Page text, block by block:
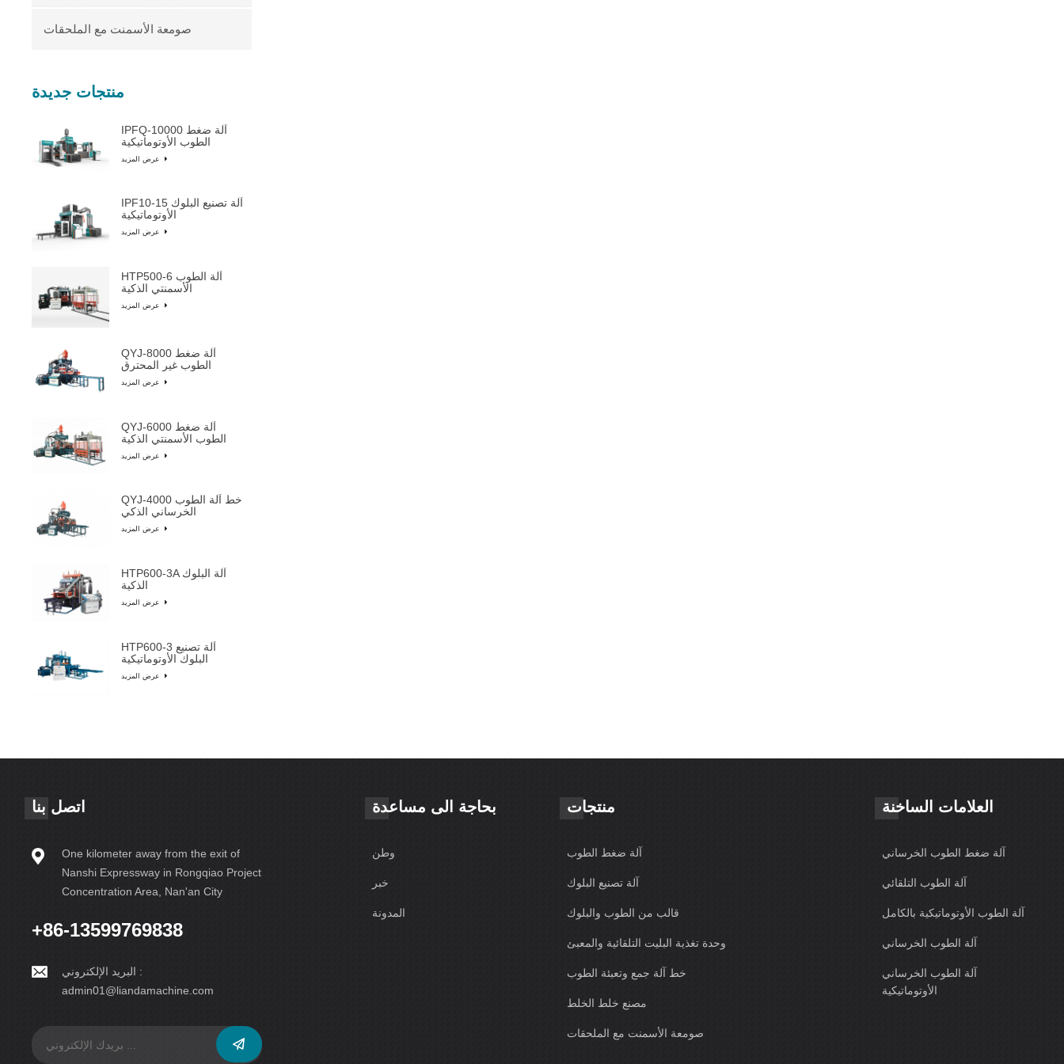
صومعة الأسمنت مع الملحقات
منتجات جديدة
IPFQ-10000 آلة ضغط
الطوب الأوتوماتيكية
عرض المزيد
IPF10-15 آلة تصنيع البلوك
الأوتوماتيكية
عرض المزيد
HTP500-6 آلة الطوب
الأسمنتي الذكية
عرض المزيد
QYJ-8000 آلة ضغط
الطوب غير المحترق
عرض المزيد
QYJ-6000 آلة ضغط
الطوب الأسمنتي الذكية
عرض المزيد
QYJ-4000 خط آلة الطوب
الخرساني الذكي
عرض المزيد
HTP600-3A آلة البلوك
الذكية
عرض المزيد
HTP600-3 آلة تصنيع
البلوك الأوتوماتيكية
عرض المزيد
اتصل بنا
One kilometer away from the exit of
Nanshi Expressway in Rongqiao Project
Concentration Area, Nan'an City
+86-13599769838
البريد الإلكتروني :
admin01@liandamachine.com
بحاجة الى مساعدة
وطن
خبر
المدونة
منتجات
آلة ضغط الطوب
آلة تصنيع البلوك
قالب من الطوب والبلوك
وحدة تغذية البليت التلقائية والمعبئ
خط آلة جمع وتعبئة الطوب
مصنع خلط الخلط
صومعة الأسمنت مع الملحقات
العلامات الساخنة
آلة ضغط الطوب الخرساني
آلة الطوب التلقائي
آلة الطوب الأوتوماتيكية بالكامل
آلة الطوب الخرساني
آلة الطوب الخرساني
الأوتوماتيكية